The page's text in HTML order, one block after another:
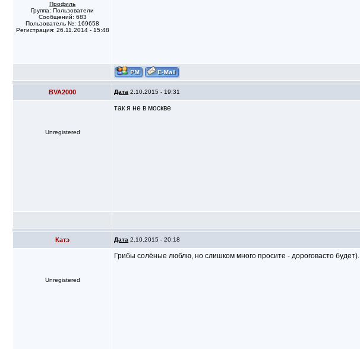
Профиль
Группа: Пользователи
Сообщений: 683
Пользователь №: 169658
Регистрация: 26.11.2014 - 15:48
BVA2000 Дата 2.10.2015 - 19:31
Unregistered
так я не в москве
Катэ Дата 2.10.2015 - 20:18
Unregistered
Грибы солёные люблю, но слишком много просите - дороговасто будет).